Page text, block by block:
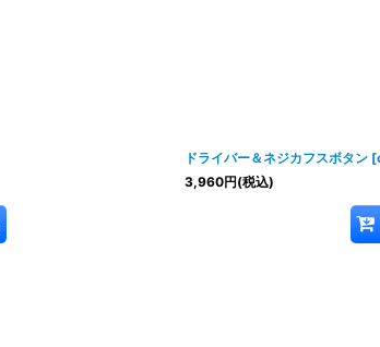
ドライバー＆ネジカフスボタン [
3,960円(税込)